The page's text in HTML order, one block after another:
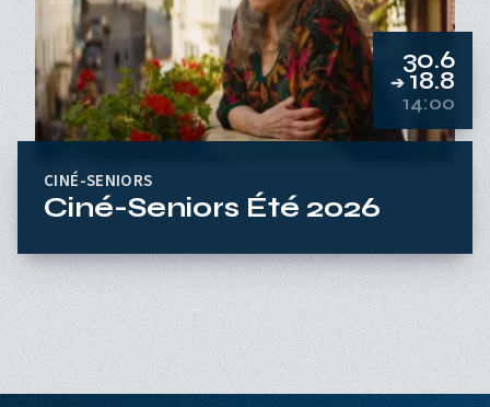
30.6
➔ 18.8
14:00
CINÉ-SENIORS
Ciné-Seniors Été 2026